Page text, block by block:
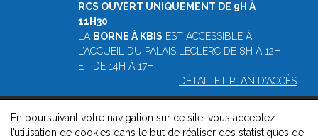
RCS OUVERT UNIQUEMENT DE 9H À
11H30
LA BORNE À KBIS EST ACCESSIBLE À
L’ACCUEIL DU PALAIS LECLERC DE 8H À 12H
ET DE 14H À 17H
DÉTAIL ET PLAN D'ACCÈS
© 2026, Greffe du Tribunal de Commerce de Toulon -Mentions
En poursuivant votre navigation sur ce site, vous acceptez
l’utilisation de cookies dans le but de réaliser des statistiques de